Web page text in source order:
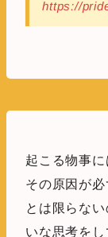
https://
起こる物事に
その原因が
とは限らな
いな思考を